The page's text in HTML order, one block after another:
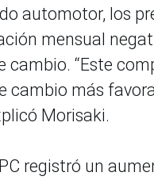
automotor, los
mensual
cambio. “Este
cambio más
Morisaki.
registró un